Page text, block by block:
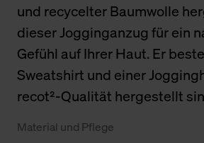
und recycelter Baumwolle
dieser Jogginganzug für ein
Gefühl auf Ihrer Haut. Er
Sweatshirt und einer
recot²-Qualität hergestellt
Material und Pflege